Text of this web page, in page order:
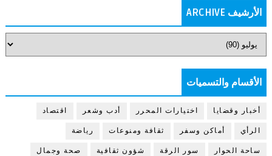
الأرشيف ARCHIVE
الأقسام والتسميات
أخبار وقضايا اختيارات المحرر أدب وشعر اقتصاد
الرأي أماكن وسفر ثقافة ومنوعات رياضة
ساحة الحوار سور الرقة شؤون ثقافية صحة وجمال